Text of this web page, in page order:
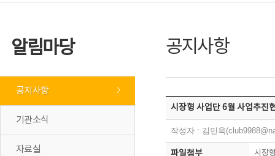
알림마당
공지사항
기관소식
자료실
공지사항
시장형 사업단 6월 사업추진
작성자 : 김민욱
파일첨부 시장